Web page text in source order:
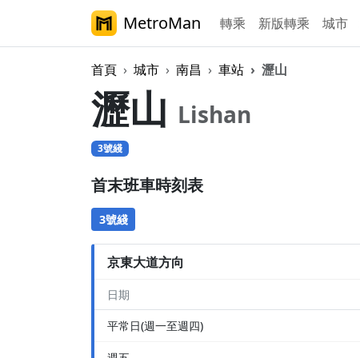
MetroMan 轉乘 新版轉乘 城市
首頁 城市 南昌 車站 瀝山
瀝山 Lishan
3號綫
首末班車時刻表
3號綫
京東大道方向
日期
平常日(週一至週四)